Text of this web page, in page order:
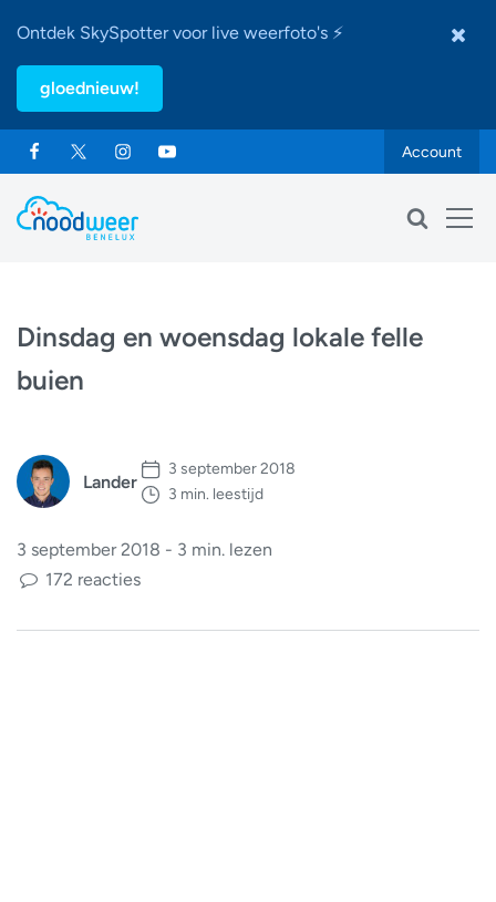
Ontdek SkySpotter voor live weerfoto's ⚡
gloednieuw!
Account
Dinsdag en woensdag lokale felle
buien
Lander
3 september 2018
3 min. leestijd
3 september 2018 - 3 min. lezen
172 reacties